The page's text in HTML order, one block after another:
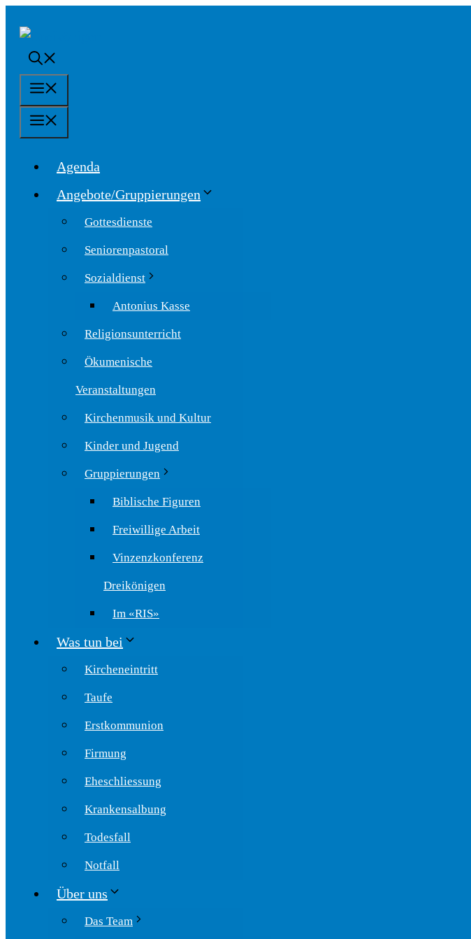
zum
Inhalt
Agenda
Angebote/Gruppierungen
Gottesdienste
Seniorenpastoral
Sozialdienst
Antonius Kasse
Religionsunterricht
Ökumenische
Veranstaltungen
Kirchenmusik und Kultur
Kinder und Jugend
Gruppierungen
Biblische Figuren
Freiwillige Arbeit
Vinzenzkonferenz
Dreikönigen
Im «RIS»
Was tun bei
Kircheneintritt
Taufe
Erstkommunion
Firmung
Eheschliessung
Krankensalbung
Todesfall
Notfall
Über uns
Das Team